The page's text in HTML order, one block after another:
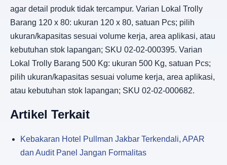
agar detail produk tidak tercampur. Varian Lokal Trolly
Barang 120 x 80: ukuran 120 x 80, satuan Pcs; pilih
ukuran/kapasitas sesuai volume kerja, area aplikasi, atau
kebutuhan stok lapangan; SKU 02-02-000395. Varian
Lokal Trolly Barang 500 Kg: ukuran 500 Kg, satuan Pcs;
pilih ukuran/kapasitas sesuai volume kerja, area aplikasi,
atau kebutuhan stok lapangan; SKU 02-02-000682.
Artikel Terkait
Kebakaran Hotel Pullman Jakbar Terkendali, APAR
dan Audit Panel Jangan Formalitas